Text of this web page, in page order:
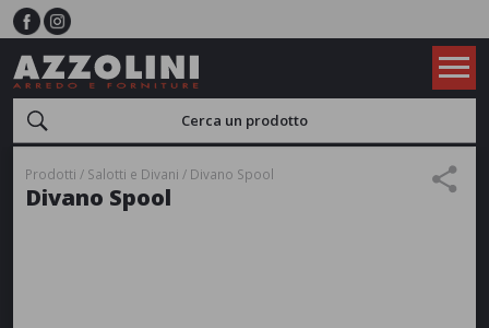
Prodotti Salotti e Divani Divano Spool
Divano Spool